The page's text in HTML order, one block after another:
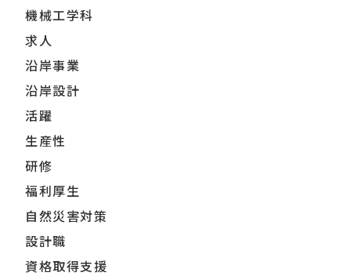
機械工学科
求人
沿岸事業
沿岸設計
活躍
生産性
研修
福利厚生
自然災害対策
設計職
資格取得支援